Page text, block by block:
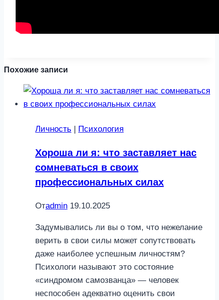
Похожие записи
Личность Психология
Хороша ли я: что заставляет нас
сомневаться в своих
профессиональных силах
Отadmin 19.10.2025
Задумывались ли вы о том, что нежелание
верить в свои силы может сопутствовать
даже наиболее успешным личностям?
Психологи называют это состояние
«синдромом самозванца» — человек
неспособен адекватно оценить свои